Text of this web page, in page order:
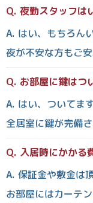
夜勤スタッフは
はい、もちろん
夜が不安な方もご安
お部屋に鍵はつ
はい、ついてます
全居室に鍵が完備さ
入居時にかかる
保証金や敷金は
お部屋にはカーテ